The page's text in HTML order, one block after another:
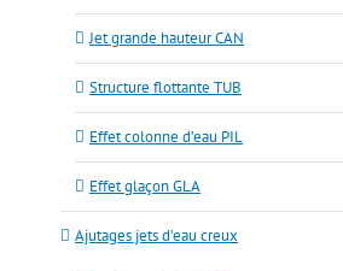
Jet grande hauteur CAN
Structure flottante TUB
Effet colonne d’eau PIL
Effet glaçon GLA
Ajutages jets d’eau creux